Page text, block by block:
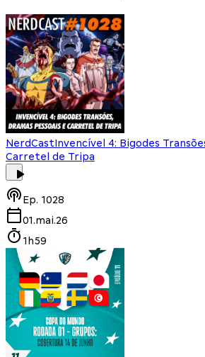
NerdCastInvencível 4: Bigodes
Carretel de Tripa
Ep. 1028
01.mai.26
1h59